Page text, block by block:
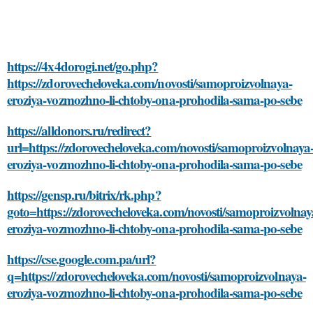
https://4x4dorogi.net/go.php?
https://zdorovecheloveka.com/novosti/samoproizvolnaya-
eroziya-vozmozhno-li-chtoby-ona-prohodila-sama-po-sebe
https://alldonors.ru/redirect?
url=https://zdorovecheloveka.com/novosti/samoproizvolnaya-
eroziya-vozmozhno-li-chtoby-ona-prohodila-sama-po-sebe
https://gensp.ru/bitrix/rk.php?
goto=https://zdorovecheloveka.com/novosti/
eroziya-vozmozhno-li-chtoby-ona-prohodila-sama-po-sebe
https://cse.google.com.pa/url?
q=https://zdorovecheloveka.com/novosti/samoproizvolnaya-
eroziya-vozmozhno-li-chtoby-ona-prohodila-sama-po-sebe